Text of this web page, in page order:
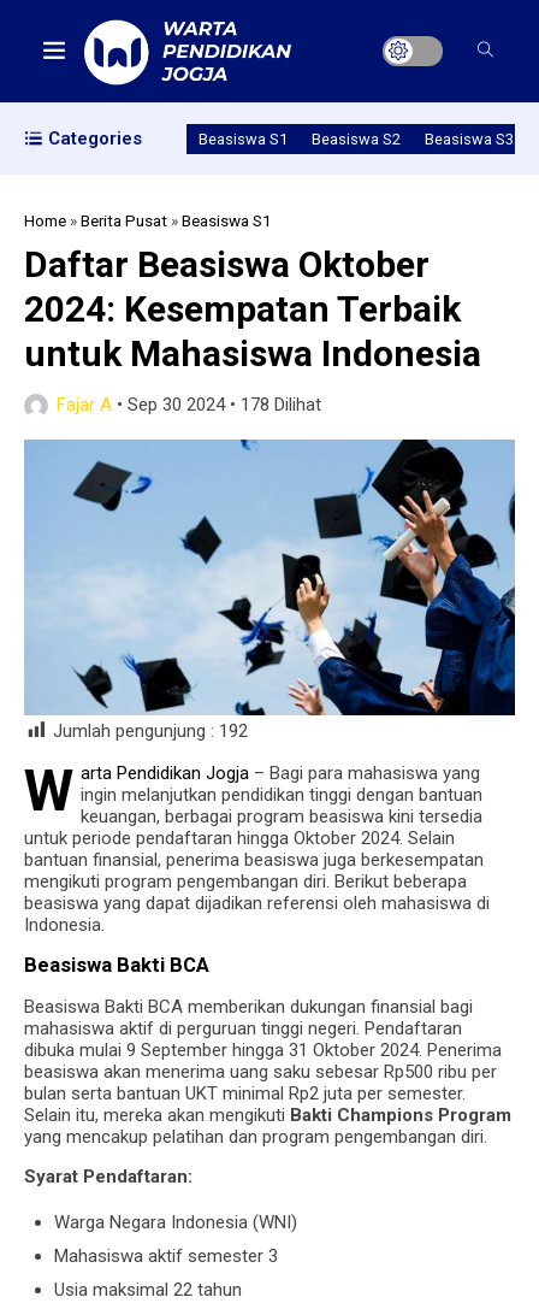
Categories Beasiswa S1 Beasiswa S2 Beasiswa S3
Home »Berita Pusat »Beasiswa S1
Daftar Beasiswa Oktober
2024: Kesempatan Terbaik
untuk Mahasiswa Indonesia
Fajar A • Sep 30 2024• 178 Dilihat
Jumlah pengunjung : 192
W arta Pendidikan Jogja – Bagi para mahasiswa yang
ingin melanjutkan pendidikan tinggi dengan bantuan
keuangan, berbagai program beasiswa kini tersedia
untuk periode pendaftaran hingga Oktober 2024. Selain
bantuan finansial, penerima beasiswa juga berkesempatan
mengikuti program pengembangan diri. Berikut beberapa
beasiswa yang dapat dijadikan referensi oleh mahasiswa di
Indonesia.
Beasiswa Bakti BCA
Beasiswa Bakti BCA memberikan dukungan finansial bagi
mahasiswa aktif di perguruan tinggi negeri. Pendaftaran
dibuka mulai 9 September hingga 31 Oktober 2024. Penerima
beasiswa akan menerima uang saku sebesar Rp500 ribu per
bulan serta bantuan UKT minimal Rp2 juta per semester.
Selain itu, mereka akan mengikuti Bakti Champions Program
yang mencakup pelatihan dan program pengembangan diri.
Syarat Pendaftaran:
Warga Negara Indonesia (WNI)
Mahasiswa aktif semester 3
Usia maksimal 22 tahun